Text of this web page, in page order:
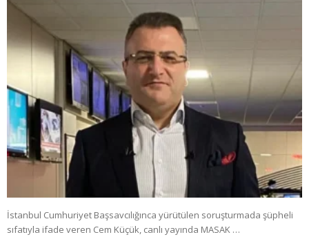
İstanbul Cumhuriyet Başsavcılığınca yürütülen soruşturmada şüpheli
sıfatıyla ifade veren Cem Küçük, canlı yayında MASAK …